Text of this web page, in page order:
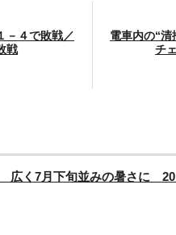
－４で敗戦／
戦
電車内の“
チ
広く7月下旬並みの暑さに